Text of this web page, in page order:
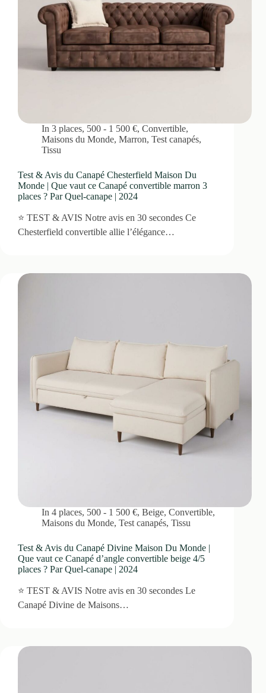
In 3 places, 500 - 1 500 €,Convertible,
Maisons du Monde, Marron, Test canapés,
Tissu
Test & Avis du Canapé Chesterfield Maison Du
Monde | Que vaut ce Canapé convertible marron 3
places ? Par Quel-canape | 2024
⭐ TEST & AVIS Notre avis en 30 secondes Ce
Chesterfield convertible allie l’élégance…
In 4 places, 500 - 1 500 €,Beige,Convertible,
Maisons du Monde, Test canapés, Tissu
Test & Avis du Canapé Divine Maison Du Monde |
Que vaut ce Canapé d’angle convertible beige 4/5
places ? Par Quel-canape | 2024
⭐ TEST & AVIS Notre avis en 30 secondes Le
Canapé Divine de Maisons…